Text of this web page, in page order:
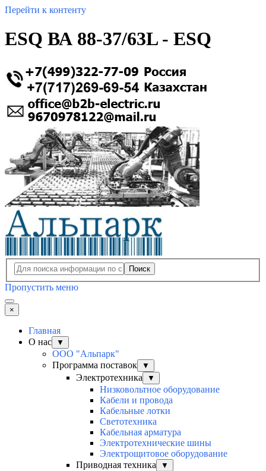
Перейти к контенту
ESQ ВА 88-37/63L - ESQ
Поиск
Пропустить меню
×
Главная
О нас
▼
ООО "Альпарк"
Программа поставок
▼
Электротехника ▼
Низковольтное оборудование
Кабели и провода
Кабельные лотки
Светотехника
Кабельная арматура
Электротехнические шины
Электрощитовое оборудование
Приводная техника
▼